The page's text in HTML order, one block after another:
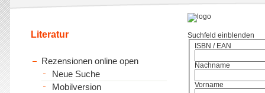
Suchfeld einblenden
ISBN / EAN
Nachname
Vorname
Literatur
Rezensionen online open
Neue Suche
Mobilversion